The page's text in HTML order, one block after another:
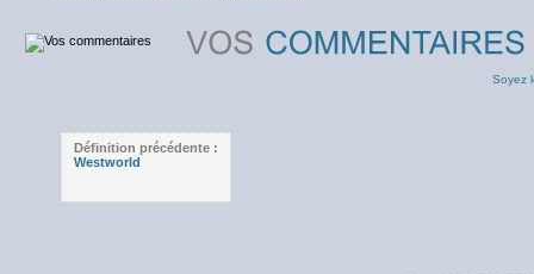
Soyez
Définition précédente :
Westworld